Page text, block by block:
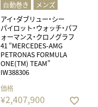
⾃動巻き
メンズ
アイ・ダブリュー・シー
パイロット・ウォッチ・パフ
ォーマンス・クロノグラフ
41 “MERCEDES-AMG
PETRONAS FORMULA
ONE(TM) TEAM”
IW388306
価格
¥2,407,900